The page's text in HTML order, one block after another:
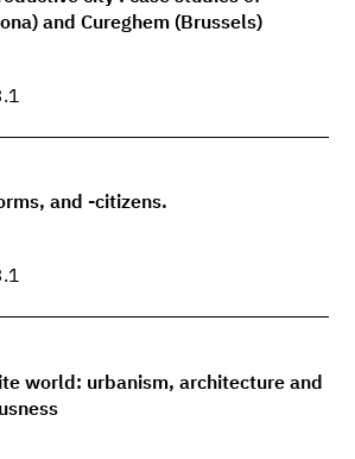
and Cureghem (Brussels)
and -citizens.
world: urbanism, architecture and